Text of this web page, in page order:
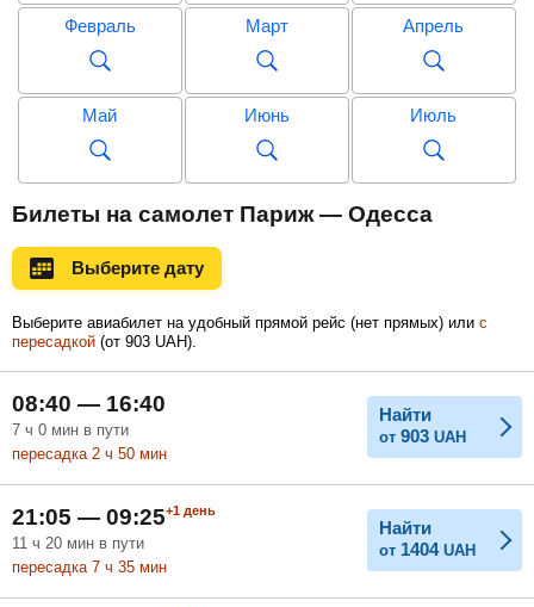
Февраль Март Апрель
Май Июнь Июль
Сентябрь
Ноябрь
Билеты на самолет Париж — Одесса
Выберите дату
Выберите авиабилет на удобный прямой рейс (нет прямых) или с
пересадкой (от 903 UAH).
08:40 — 16:40
7 ч 0 мин в пути
пересадка 2 ч 50 мин
Найти
от 903 UAH
21:05 — 09:25+1 день
11 ч 20 мин в пути
пересадка 7 ч 35 мин
Найти
от 1404 UAH